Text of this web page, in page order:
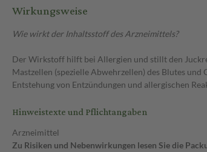
Wirkungsweise
Wie wirkt der Inhaltsstoff des Arzneimittels?
Der Wirkstoff hilft bei Allergien und stillt den
Mastzellen (spezielle Abwehrzellen) des Blutes
Entstehung von Entzündungen und allergischen
Hinweistexte und Pflichtangaben
Arzneimittel
Zu Risiken und Nebenwirkungen lesen Sie die